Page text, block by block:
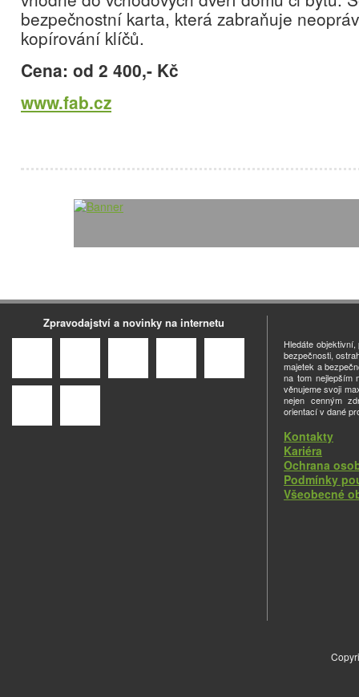
bezpečnostní karta, která zabraňuje
kopírování klíčů.
Cena: od 2 400,- Kč
www.fab.cz
Zpravodajství a novinky na internetu
Hledáte
bezpečnosti,
majetek a
na tom nejlepším
věnujeme svoji
nejen cenným
orientací v dané
Kontakty
Kariéra
Ochrana
Podmínky
Všeobecné